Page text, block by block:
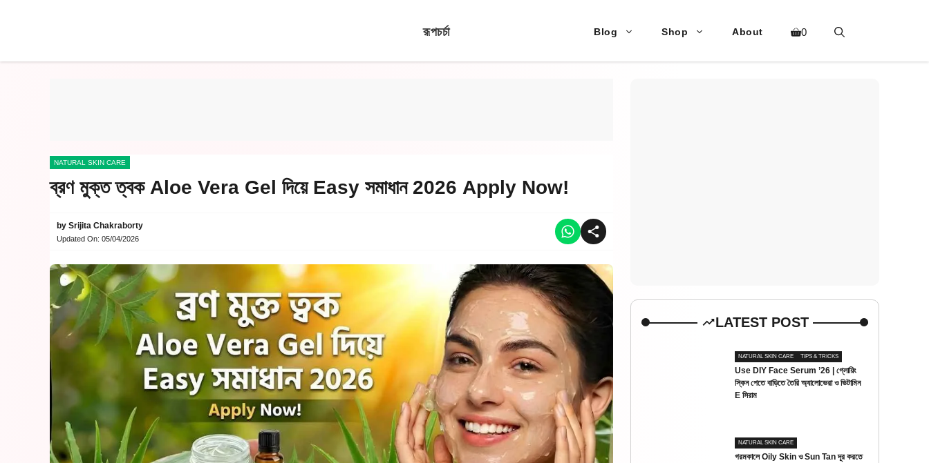
রূপচর্চা Blog Shop About 0
NATURAL SKIN CARE
ব্রণ মুক্ত ত্বক Aloe Vera Gel দিয়ে Easy সমাধান 2026 Apply Now!
by Srijita Chakraborty
Updated On: 05/04/2026
LATEST POST
NATURAL SKIN CARE TIPS & TRICKS
Use DIY Face Serum ’26 | গ্লোয়িং
স্কিন পেতে বাড়িতে তৈরি অ্যালোভেরা ও ভিটামিন
E সিরাম
NATURAL SKIN CARE
গরমকালে Oily Skin ও Sun Tan দূর করতে